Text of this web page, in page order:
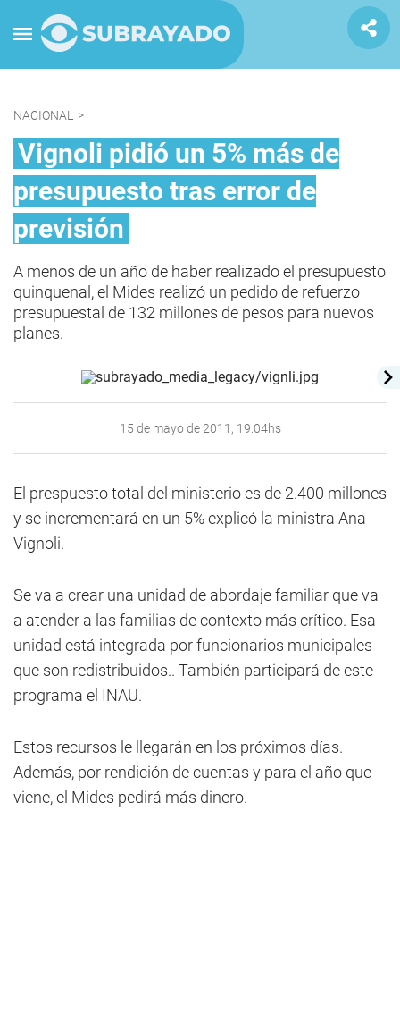
NACIONAL >
Vignoli pidió un 5% más de
presupuesto tras error de
previsión
A menos de un año de haber realizado el presupuesto
quinquenal, el Mides realizó un pedido de refuerzo
presupuestal de 132 millones de pesos para nuevos
planes.
15 de mayo de 2011, 19:04hs
El prespuesto total del ministerio es de 2.400 millones
y se incrementará en un 5% explicó la ministra Ana
Vignoli.
Se va a crear una unidad de abordaje familiar que va
a atender a las familias de contexto más crítico. Esa
unidad está integrada por funcionarios municipales
que son redistribuidos.. También participará de este
programa el INAU.
Estos recursos le llegarán en los próximos días.
Además, por rendición de cuentas y para el año que
viene, el Mides pedirá más dinero.